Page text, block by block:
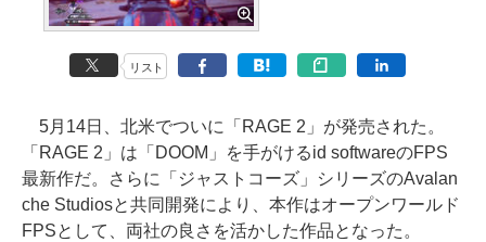
リスト
5月14日、北米でついに「RAGE 2」が発売された。
「RAGE 2」は「DOOM」を手がけるid softwareのFPS
最新作だ。さらに「ジャストコーズ」シリーズのAvalan
che Studiosと共同開発により、本作はオープンワールド
FPSとして、両社の良さを活かした作品となった。